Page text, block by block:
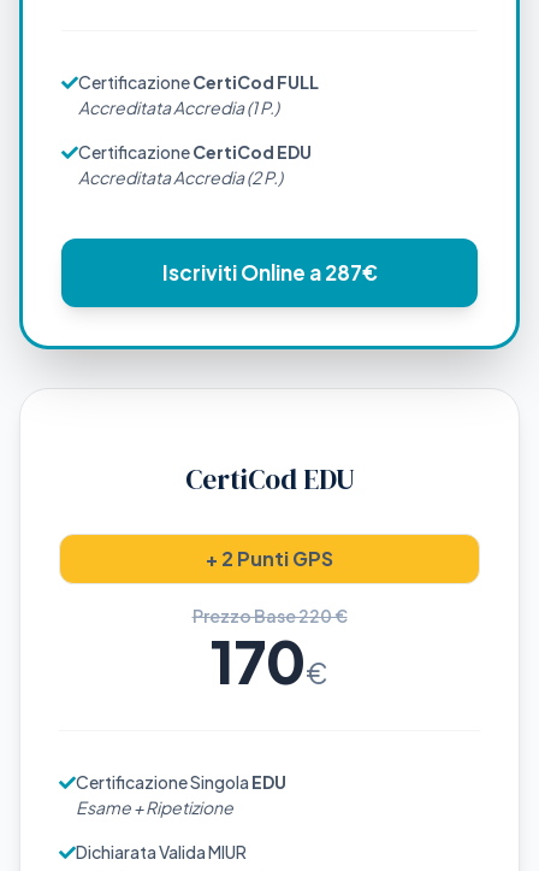
CertificazioneCertiCod FULL
Accreditata Accredia (1 P.)
CertificazioneCertiCod EDU
Accreditata Accredia (2 P.)
Iscriviti Online a 287€
CertiCod EDU
+ 2 Punti GPS
Prezzo Base 220 €
170€
Certificazione Singola EDU
Esame + Ripetizione
Dichiarata Valida MIUR